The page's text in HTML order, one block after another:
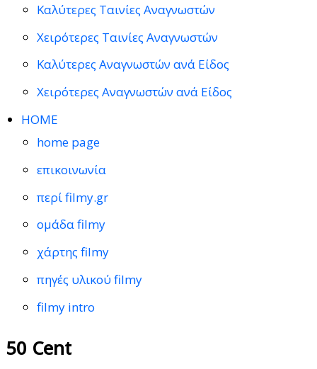
Καλύτερες Ταινίες Αναγνωστών
Χειρότερες Ταινίες Αναγνωστών
Καλύτερες Αναγνωστών ανά Είδος
Χειρότερες Αναγνωστών ανά Είδος
HOME
home page
επικοινωνία
περί filmy.gr
ομάδα filmy
χάρτης filmy
πηγές υλικού filmy
filmy intro
50 Cent